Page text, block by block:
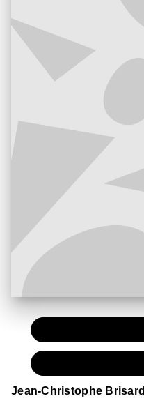
Jean-Christophe Brisard